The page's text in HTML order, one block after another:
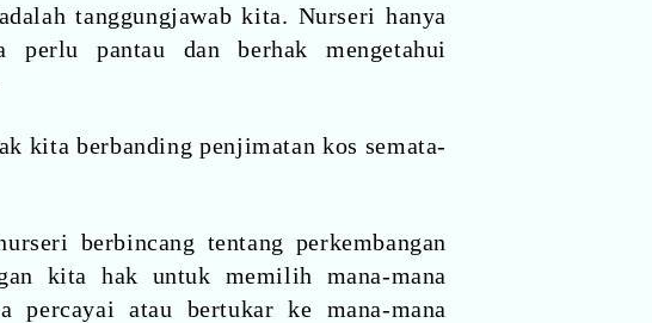
tanggungjawab kita. Nurseri hanya
perlu pantau dan berhak mengetahui
kita berbanding penjimatan kos semata-
berbincang tentang perkembangan
kita hak untuk memilih mana-mana
atau bertukar ke mana-mana